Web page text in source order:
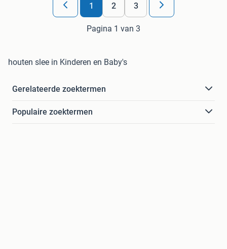
1 2 3
Pagina 1 van 3
houten slee in Kinderen en Baby's
Gerelateerde zoektermen
Populaire zoektermen